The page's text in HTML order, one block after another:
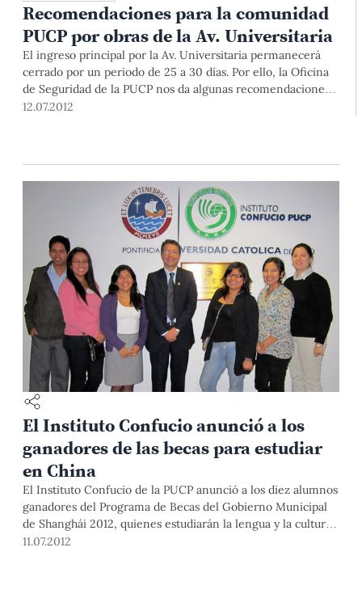
Recomendaciones para la comunidad
PUCP por obras de la Av. Universitaria
El ingreso principal por la Av. Universitaria permanecerá
cerrado por un periodo de 25 a 30 días. Por ello, la Oficina
de Seguridad de la PUCP nos da algunas recomendaciones
sobre el acceso por las puertas de la avenida Riva-Agüero.
12.07.2012
El Instituto Confucio anunció a los
ganadores de las becas para estudiar
en China
El Instituto Confucio de la PUCP anunció a los diez alumnos
ganadores del Programa de Becas del Gobierno Municipal
de Shanghái 2012, quienes estudiarán la lengua y la cultura
china por un periodo de 6 o 4 semanas en el campus
11.07.2012